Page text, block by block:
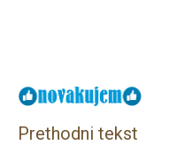
Prethodni tekst